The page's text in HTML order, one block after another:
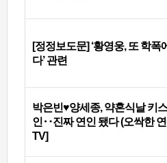
[정정보도문] ‘황영웅, 또 학폭
다’ 관련
박은빈♥양세종, 약혼식날 키
인‥진짜 연인 됐다 (오싹한 연
TV]